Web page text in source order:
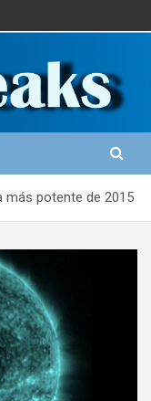
más potente de 2015